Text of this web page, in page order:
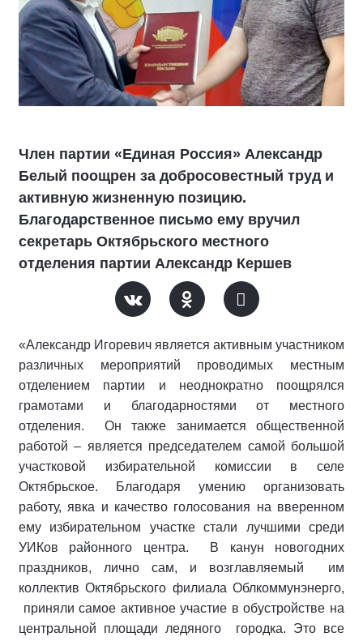
Член партии «Единая Россия» Александр
Белый поощрен за добросовестный труд и
активную жизненную позицию.
Благодарственное письмо ему вручил
секретарь Октябрьского местного
отделения партии Александр Кершев
«Александр Игоревич является активным участником
различных мероприятий проводимых местным
отделением партии и неоднократно поощрялся
грамотами и благодарностями от местного
отделения.
Он также занимается общественной
работой – является председателем самой большой
участковой избирательной комиссии в селе
Октябрьское. Благодаря умению организовать
работу, явка и качество голосования на вверенном
ему избирательном участке стали лучшими среди
УИКов районного центра.
В канун новогодних
праздников, лично сам, и возглавляемый
им
коллектив Октябрьского филиала Облкоммунэнерго,
приняли самое активное участие в обустройстве на
центральной площади ледяного
городка. Это все